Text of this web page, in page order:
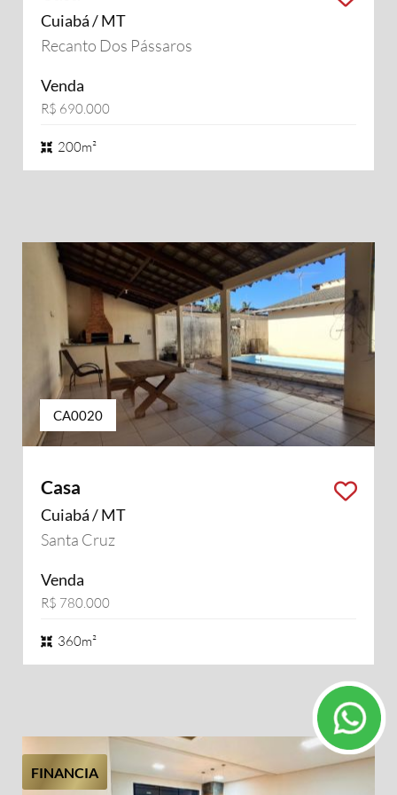
Cuiabá / MT
Recanto Dos Pássaros
Venda
R$ 690.000
200m²
CA0020
Casa
Cuiabá / MT
Santa Cruz
Venda
R$ 780.000
360m²
FINANCIA